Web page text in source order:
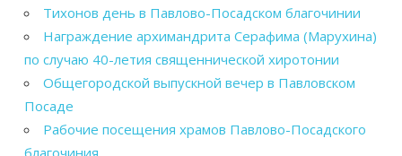
Тихонов день в Павлово-Посадском благочинии
Награждение архимандрита Серафима (Марухина)
по случаю 40-летия священнической хиротонии
Общегородской выпускной вечер в Павловском
Посаде
Рабочие посещения храмов Павлово-Посадского